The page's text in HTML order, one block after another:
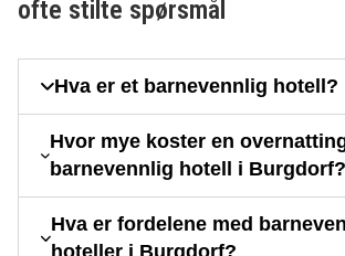
ofte stilte spørsmål
Hva er et barnevennlig hotell?
Hvor mye koster en
barnevennlig hotell i Burgdorf?
Hva er fordelene med